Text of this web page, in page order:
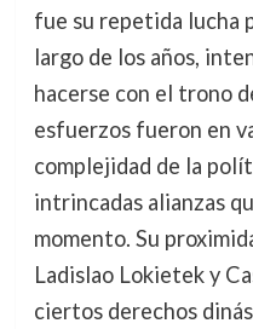
fue su repetida lucha
largo de los años,
hacerse con el trono
esfuerzos fueron en
complejidad de la
intrincadas alianzas
momento. Su
Ladislao Lokietek y
ciertos derechos